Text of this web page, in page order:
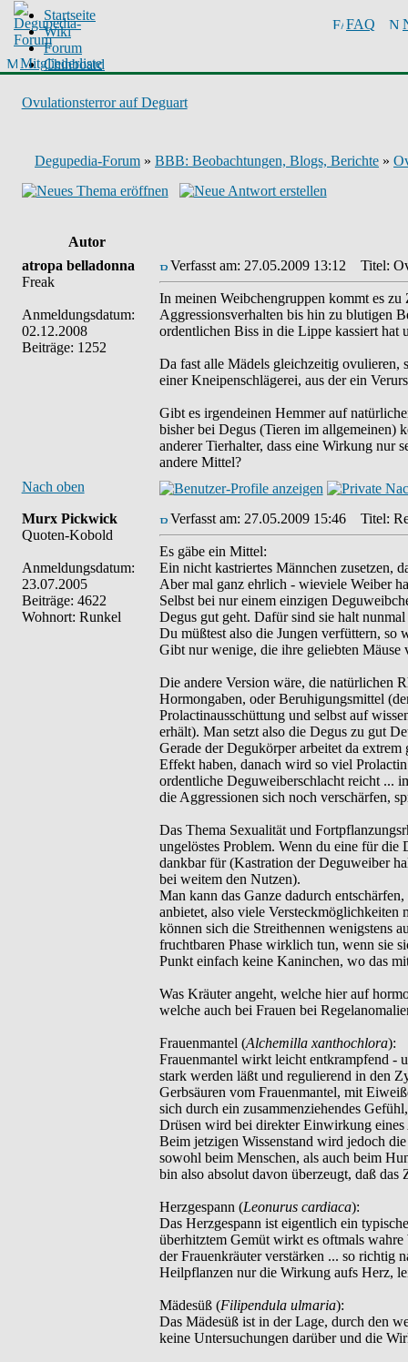
FAQ
Mitgliederliste
Startseite
Wiki
Forum
Chinboard
Ovulationsterror auf Deguart
Degupedia-Forum » BBB: Beobachtungen, Blogs, Berichte »
Autor
atropa belladonna
Freak
Anmeldungsdatum:
02.12.2008
Beiträge: 1252
Verfasst am: 27.05.2009 13:12 Titel:
In meinen Weibchengruppen kommt es
Aggressionsverhalten bis hin zu blutigen
ordentlichen Biss in die Lippe kassiert
Da fast alle Mädels gleichzeitig ovulieren,
einer Kneipenschlägerei, aus der ein
Gibt es irgendeinen Hemmer auf
bisher bei Degus (Tieren im allgemeinen)
anderer Tierhalter, dass eine Wirkung nur
andere Mittel?
Nach oben
Murx Pickwick
Quoten-Kobold
Anmeldungsdatum:
23.07.2005
Beiträge: 4622
Wohnort: Runkel
Verfasst am: 27.05.2009 15:46 Titel:
Es gäbe ein Mittel:
Ein nicht kastriertes Männchen zusetzen,
Aber mal ganz ehrlich - wieviele Weiber
Selbst bei nur einem einzigen
Degus gut geht. Dafür sind sie halt
Du müßtest also die Jungen verfüttern, so
Gibt nur wenige, die ihre geliebten Mäuse
Die andere Version wäre, die natürlichen
Hormongaben, oder Beruhigungsmittel
Prolactinausschüttung und selbst auf
erhält). Man setzt also die Degus zu gut
Gerade der Degukörper arbeitet da
Effekt haben, danach wird so viel
ordentliche Deguweiberschlacht reicht ...
die Aggressionen sich noch verschärfen,
Das Thema Sexualität und
ungelöstes Problem. Wenn du eine für
dankbar für (Kastration der Deguweiber
bei weitem den Nutzen).
Man kann das Ganze dadurch
anbietet, also viele
können sich die Streithennen wenigstens
fruchtbaren Phase wirklich tun, wenn sie
Punkt einfach keine Kaninchen, wo das
Was Kräuter angeht, welche hier auf
welche auch bei Frauen bei
Frauenmantel (Alchemilla xanthochlora):
Frauenmantel wirkt leicht entkrampfend -
stark werden läßt und regulierend in den
Gerbsäuren vom Frauenmantel, mit
sich durch ein zusammenziehendes
Drüsen wird bei direkter Einwirkung
Beim jetzigen Wissenstand wird jedoch
sowohl beim Menschen, als auch beim
bin also absolut davon überzeugt, daß
Herzgespann (Leonurus cardiaca):
Das Herzgespann ist eigentlich ein
überhitztem Gemüt wirkt es oftmals
der Frauenkräuter verstärken ... so richtig
Heilpflanzen nur die Wirkung aufs Herz,
Mädesüß (Filipendula ulmaria):
Das Mädesüß ist in der Lage, durch den
keine Untersuchungen darüber und die